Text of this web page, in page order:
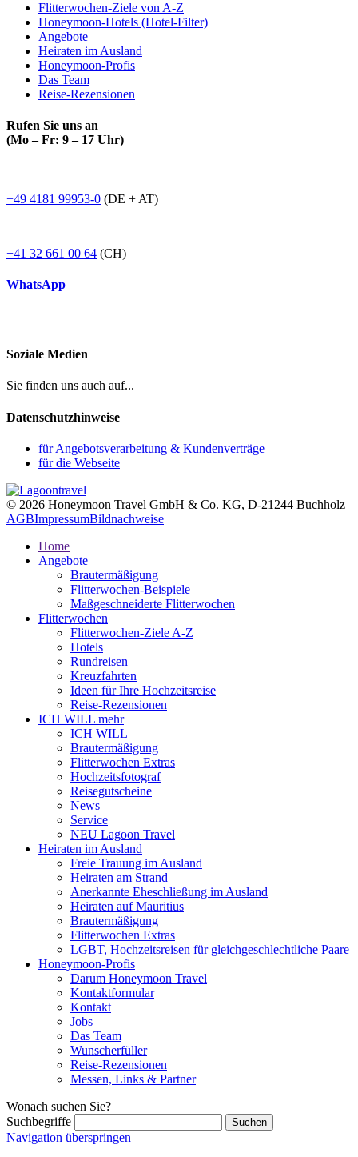
Flitterwochen-Ziele von A-Z
Honeymoon-Hotels (Hotel-Filter)
Angebote
Heiraten im Ausland
Honeymoon-Profis
Das Team
Reise-Rezensionen
Rufen Sie uns an
(Mo – Fr: 9 – 17 Uhr)
+49 4181 99953-0 (DE + AT)
+41 32 661 00 64 (CH)
WhatsApp
Soziale Medien
Sie finden uns auch auf...
Datenschutzhinweise
für Angebotsverarbeitung & Kundenverträge
für die Webseite
© 2026 Honeymoon Travel GmbH & Co. KG, D-21244 Buchholz
AGBImpressumBildnachweise
Home
Angebote
Brautermäßigung
Flitterwochen-Beispiele
Maßgeschneiderte Flitterwochen
Flitterwochen
Flitterwochen-Ziele A-Z
Hotels
Rundreisen
Kreuzfahrten
Ideen für Ihre Hochzeitsreise
Reise-Rezensionen
ICH WILL mehr
ICH WILL
Brautermäßigung
Flitterwochen Extras
Hochzeitsfotograf
Reisegutscheine
News
Service
NEU Lagoon Travel
Heiraten im Ausland
Freie Trauung im Ausland
Heiraten am Strand
Anerkannte Eheschließung im Ausland
Heiraten auf Mauritius
Brautermäßigung
Flitterwochen Extras
LGBT, Hochzeitsreisen für gleichgeschlechtliche Paare
Honeymoon-Profis
Darum Honeymoon Travel
Kontaktformular
Kontakt
Jobs
Das Team
Wunscherfüller
Reise-Rezensionen
Messen, Links & Partner
Wonach suchen Sie?
Suchbegriffe
Navigation überspringen